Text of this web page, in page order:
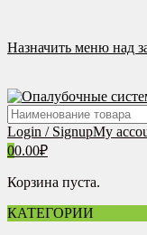
содержимому
Назначить меню над
Login / SignupMy
00.00₽
Корзина пуста.
КАТЕГОРИИ